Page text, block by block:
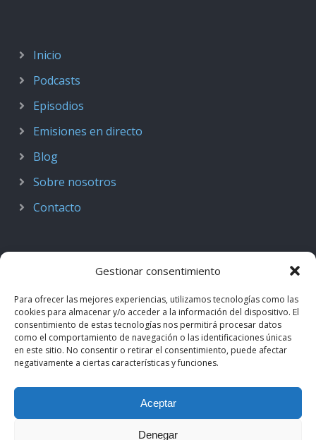
Gestionar consentimiento
Para ofrecer las mejores experiencias, utilizamos tecnologías como las
cookies para almacenar y/o acceder a la información del dispositivo. El
consentimiento de estas tecnologías nos permitirá procesar datos
como el comportamiento de navegación o las identificaciones únicas
en este sitio. No consentir o retirar el consentimiento, puede afectar
negativamente a ciertas características y funciones.
Aceptar
Denegar
Inicio
Podcasts
Episodios
Emisiones en directo
Blog
Sobre nosotros
Contacto
Podcast de Medicina · by casiMedicos
Radio casiMedicos
. Los contenidos pertenecen a sus